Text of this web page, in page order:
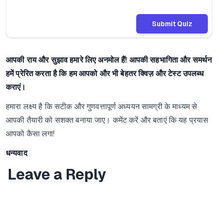
Submit Quiz
आपकी राय और सुझाव हमारे लिए अनमोल हैं! आपकी सहभागिता और समर्थन
हमें प्रेरित करता है कि हम आपको और भी बेहतर क्विज़ और टेस्ट उपलब्ध
कराएं।
हमारा लक्ष्य है कि सटीक और गुणवत्तापूर्ण अध्ययन सामग्री के माध्यम से
आपकी तैयारी को सशक्त बनाया जाए। कमेंट करें और बताएं कि यह प्रयास
आपको कैसा लगा!
धन्यवाद
Leave a Reply